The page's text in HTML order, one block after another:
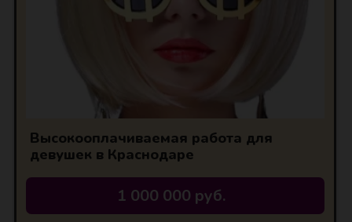
Высокооплачиваемая работа для
девушек в Краснодаре
1 000 000 руб.